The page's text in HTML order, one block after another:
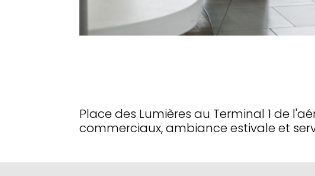
Place des Lumières au Terminal 1 de
commerciaux, ambiance estivale et